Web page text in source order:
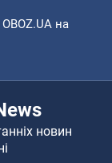
на
новин